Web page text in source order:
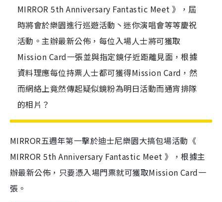
MIRROR 5th Anniversary Fantastic Meet 》，屆
時將會於樂園進行巡遊活動丶迷你演唱會等等慶祝
活動。主辦最新公佈，每位入場人士將可獲取
Mission Card一張並與指定鏡仔近距離見面，根據
資料理應每位持票人士都可獲得Mission Card，然
而網絡上竟然傳起疑似鏡粉為明日活動而通宵排隊
的相片？
MIRROR五週年第一擊於迪士尼樂園大搞包場活動《
MIRROR 5th Anniversary Fantastic Meet 》，根據主
辦最新公佈，只要憑入場門票就可獲取Mission Card一
張。